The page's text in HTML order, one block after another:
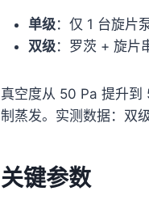
单级：仅 1 台旋片
双级：罗茨 + 旋片
真空度从 50 Pa 提升到
制蒸发。实测数据：双
关键参数